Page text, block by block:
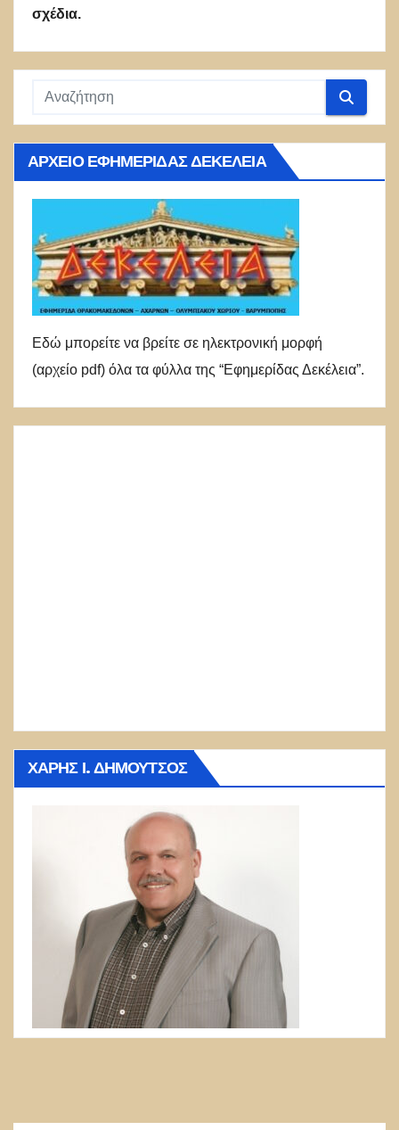
σχέδια.
ΑΡΧΕΊΟ ΕΦΗΜΕΡΊΔΑΣ ΔΕΚΈΛΕΙΑ
Εδώ μπορείτε να βρείτε σε ηλεκτρονική μορφή
(αρχείο pdf) όλα τα φύλλα της “Εφημερίδας Δεκέλεια”.
ΧΆΡΗΣ Ι. ΔΗΜΟΎΤΣΟΣ